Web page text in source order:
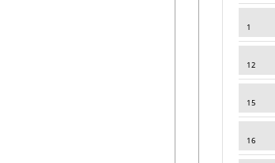
1
12
15
16